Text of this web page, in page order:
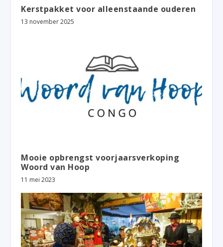
Kerstpakket voor alleenstaande ouderen
13 november 2025
Mooie opbrengst voorjaarsverkoping
Woord van Hoop
11 mei 2023